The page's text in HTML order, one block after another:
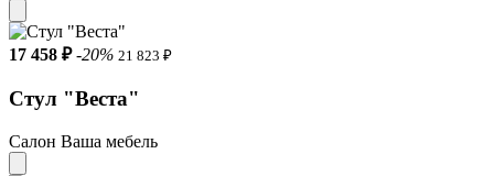
17 458 ₽ -20% 21 823 ₽
Стул "Веста"
Салон Ваша мебель